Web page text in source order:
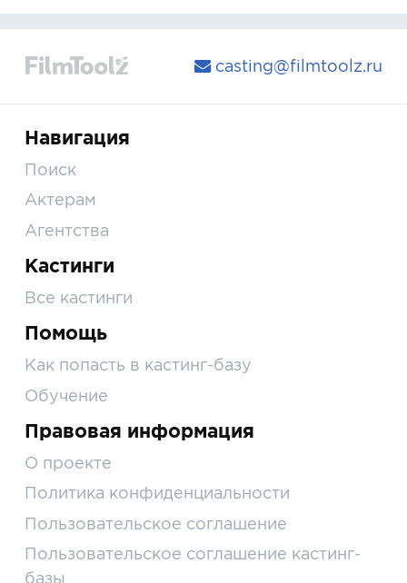
casting@filmtoolz.ru
Навигация
Поиск
Актерам
Агентства
Кастинги
Все кастинги
Помощь
Как попасть в кастинг-базу
Обучение
Правовая информация
О проекте
Политика конфиденциальности
Пользовательское соглашение
Пользовательское соглашение кастинг-
базы